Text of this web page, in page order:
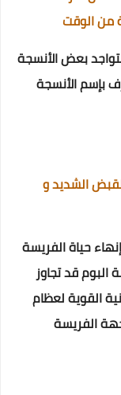
من الوقت
بعض الأنسجة
بإسم الأنسجة
الشديد و
حياة الفريسة
البوم قد تجاوز
القوية لعظام
الفريسة